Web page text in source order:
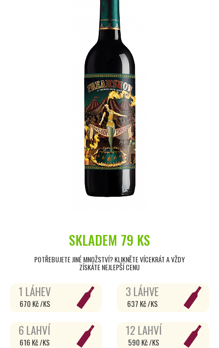
SKLADEM 79 KS
POTŘEBUJETE JINÉ MNOŽSTVÍ? KLIKNĚTE VÍCEKRÁT A VŽDY
ZÍSKÁTE NEJLEPŠÍ CENU
1 LÁHEV
670 Kč /KS
3 LÁHVE
637 Kč /KS
6 LAHVÍ
616 Kč /KS
12 LAHVÍ
590 Kč /KS